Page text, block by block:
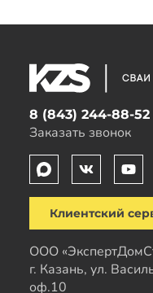
8 (843) 244-88-52
Заказать звонок
Клиентский
ООО
г. Казань, ул.
оф.10